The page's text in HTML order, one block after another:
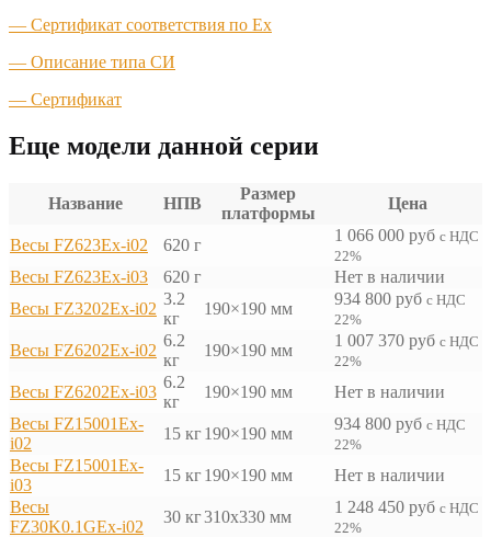
— Сертификат соответствия по Ex
— Описание типа СИ
— Сертификат
Еще модели данной серии
Название НПВ
Размер
платформы
Цена
Весы FZ623Ex-i02 620 г
1 066 000 руб с НДС
22%
Весы FZ623Ex-i03 620 г
Нет в наличии
Весы FZ3202Ex-i02
3.2
кг
190×190 мм
934 800 руб с НДС
22%
Весы FZ6202Ex-i02
6.2
кг
190×190 мм
1 007 370 руб с НДС
22%
Весы FZ6202Ex-i03
6.2
кг
190×190 мм
Нет в наличии
Весы FZ15001Ex-
i02
15 кг 190×190 мм
934 800 руб с НДС
22%
Весы FZ15001Ex-
i03
15 кг 190×190 мм
Нет в наличии
Весы
FZ30K0.1GEx-i02
30 кг310х330 мм
1 248 450 руб с НДС
22%